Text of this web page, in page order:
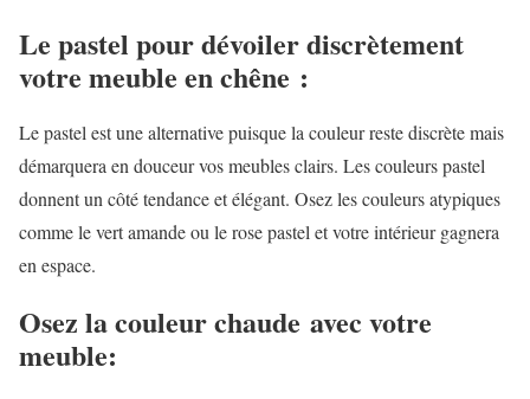
Le pastel pour dévoiler discrètement
votre meuble en chêne :
Le pastel est une alternative puisque la couleur reste discrète mais
démarquera en douceur vos meubles clairs. Les couleurs pastel
donnent un côté tendance et élégant. Osez les couleurs atypiques
comme le vert amande ou le rose pastel et votre intérieur gagnera
en espace.
Osez la couleur chaude avec votre
meuble: